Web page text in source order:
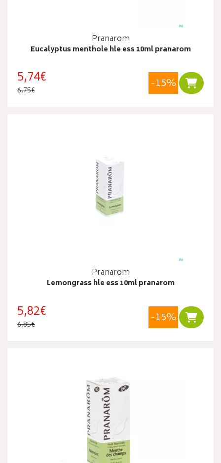
Pranarom
Eucalyptus menthole hle ess 10ml pranarom
5,74€
6,75€ -15%
Pranarom
Lemongrass hle ess 10ml pranarom
5,82€
6,85€ -15%